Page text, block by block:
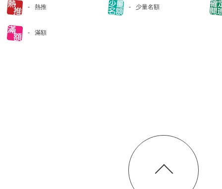
熱推 少量名額
滿額